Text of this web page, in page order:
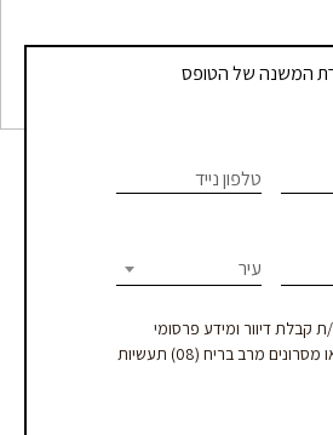
המשנה של הטופס
טלפון נייד
עיר
קבלת דיוור ומידע פרסומי
בדוא"ל ו/או מסרונים מרב בריח (08) תעשיות